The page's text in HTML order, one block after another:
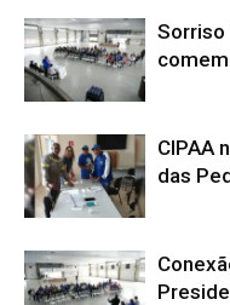
Sorriso
CIPAA
das